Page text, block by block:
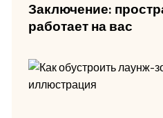
Заключение:
работает на вас